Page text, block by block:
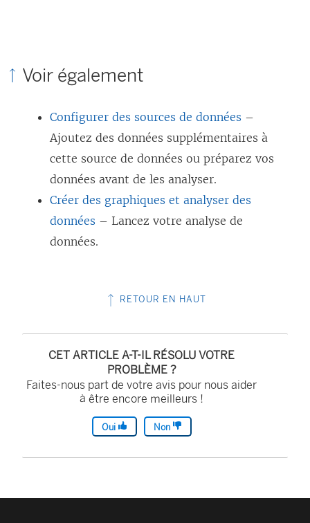
Voir également
Configurer des sources de données –
Ajoutez des données supplémentaires à
cette source de données ou préparez vos
données avant de les analyser.
Créer des graphiques et analyser des
données – Lancez votre analyse de
données.
RETOUR EN HAUT
CET ARTICLE A-T-IL RÉSOLU VOTRE
PROBLÈME ?
Faites-nous part de votre avis pour nous aider
à être encore meilleurs !
Oui Non